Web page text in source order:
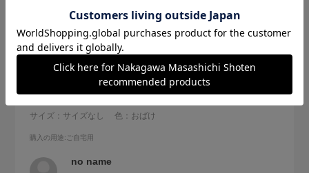
2026.8.6
懐かしい柄
サイズ：サイズなし 色：おばけ
購入の用途:ご自宅用
no name